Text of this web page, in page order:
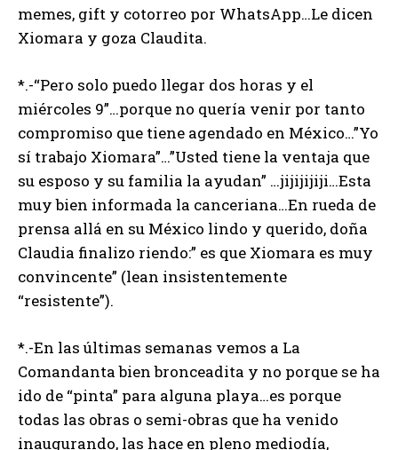
memes, gift y cotorreo por WhatsApp…Le dicen
Xiomara y goza Claudita.
*.-“Pero solo puedo llegar dos horas y el
miércoles 9”…porque no quería venir por tanto
compromiso que tiene agendado en México…”Yo
sí trabajo Xiomara”…”Usted tiene la ventaja que
su esposo y su familia la ayudan” …jijijijiji…Esta
muy bien informada la canceriana…En rueda de
prensa allá en su México lindo y querido, doña
Claudia finalizo riendo:” es que Xiomara es muy
convincente” (lean insistentemente
“resistente”).
*.-En las últimas semanas vemos a La
Comandanta bien bronceadita y no porque se ha
ido de “pinta” para alguna playa…es porque
todas las obras o semi-obras que ha venido
inaugurando, las hace en pleno mediodía,